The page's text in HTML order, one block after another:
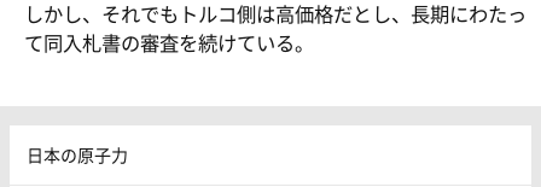
しかし、それでもトルコ側は高価格だとし、長期にわたっ
て同入札書の審査を続けている。
日本の原子力